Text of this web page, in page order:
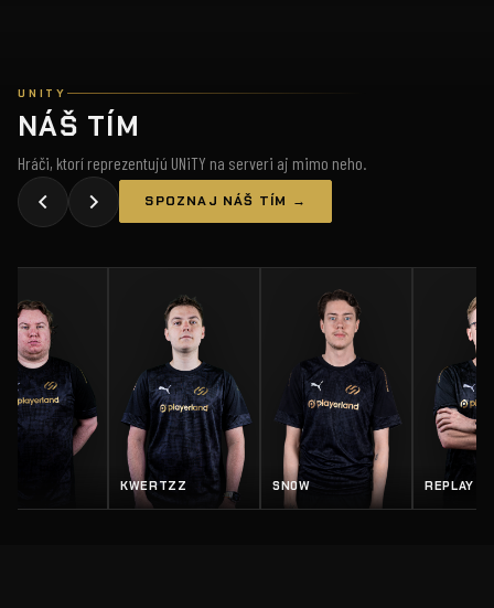
UNITY
NÁŠ TÍM
Hráči, ktorí reprezentujú UNiTY na serveri aj mimo neho.
SPOZNAJ NÁŠ TÍM →
SN0W REPLAY SALTY